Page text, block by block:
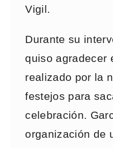
Vigil.
Durante su
quiso agradecer
realizado por la
festejos para
celebración.
organización de